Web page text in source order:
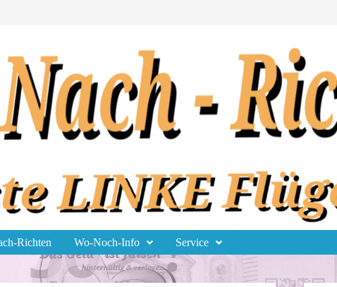
Richten Wo-Noch-Info Service